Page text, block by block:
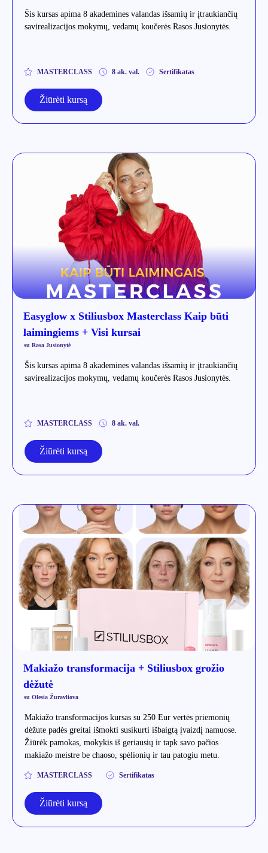
Šis kursas apima 8 akademines valandas išsamių ir įtraukiančių
savirealizacijos mokymų, vedamų koučerės Rasos Jusionytės.
MASTERCLASS 8 ak. val. Sertifikatas
Žiūrėti kursą
Easyglow x Stiliusbox Masterclass Kaip būti
laimingiems + Visi kursai
su Rasa Jusionytė
Šis kursas apima 8 akademines valandas išsamių ir įtraukiančių
savirealizacijos mokymų, vedamų koučerės Rasos Jusionytės.
MASTERCLASS 8 ak. val.
Žiūrėti kursą
Makiažo transformacija + Stiliusbox grožio
dėžutė
su Olesia Žuravliova
Makiažo transformacijos kursas su 250 Eur vertės priemonių
dėžute padės greitai išmokti susikurti išbaigtą įvaizdį namuose.
Žiūrėk pamokas, mokykis iš geriausių ir tapk savo pačios
makiažo meistre be chaoso, spėlionių ir tau patogiu metu.
MASTERCLASS Sertifikatas
Žiūrėti kursą